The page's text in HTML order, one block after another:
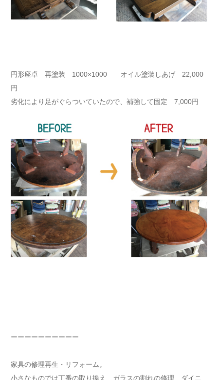
円形座卓 再塗装 1000×1000 オイル塗装しあげ 22,000
円
劣化により足がぐらついていたので、補強して固定 7,000円
ーーーーーーーーーー
家具の修理再生・リフォーム。
小さなものでは丁番の取り換え、ガラスの割れの修理、ダイニ